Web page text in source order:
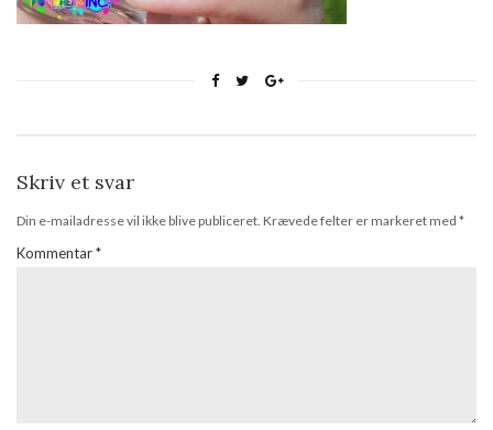
Skriv et svar
Din e-mailadresse vil ikke blive publiceret. Krævede felter er markeret med *
Kommentar*